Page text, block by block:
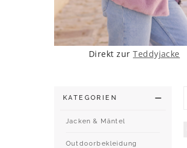
Direkt zurTeddyjacke
KATEGORIEN
Jacken & Mäntel
Outdoorbekleidung